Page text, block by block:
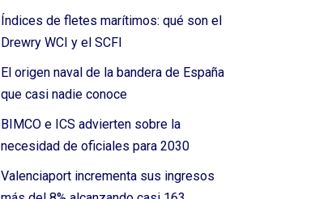
Índices de fletes marítimos: qué son el
Drewry WCI y el SCFI
El origen naval de la bandera de España
que casi nadie conoce
BIMCO e ICS advierten sobre la
necesidad de oficiales para 2030
Valenciaport incrementa sus ingresos